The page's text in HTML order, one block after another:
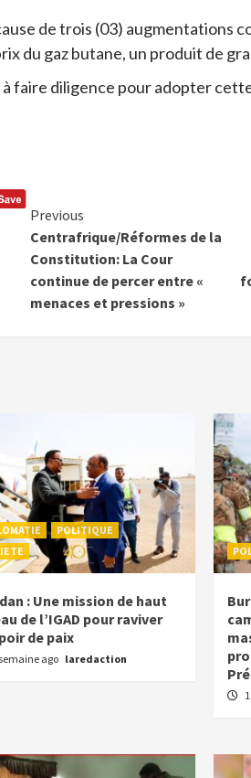
de trois (03) augmentations
du gaz butane, un produit de
à faire diligence pour adopter
Continue
Reading
Previous
Centrafrique/Réformes de la
Constitution: La Cour
continue de percer entre «
menaces et pressions »
POLITIQUE
: Une mission de haut
de l’IGAD pour raviver
de paix
ago laredaction